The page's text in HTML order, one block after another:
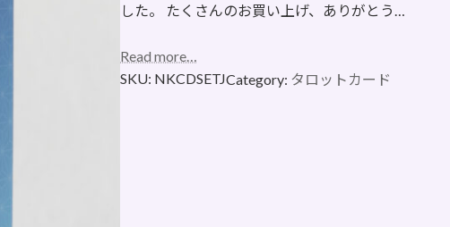
した。 たくさんのお買い上げ、ありがとう…
Read more…
SKU: NKCDSETJCategory: タロットカード